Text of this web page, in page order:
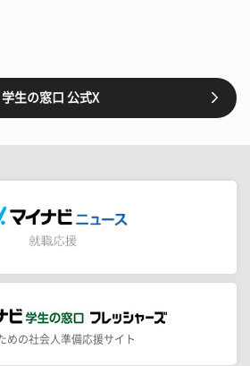
学生の窓口 公式X
めの社会人準備応援サイト